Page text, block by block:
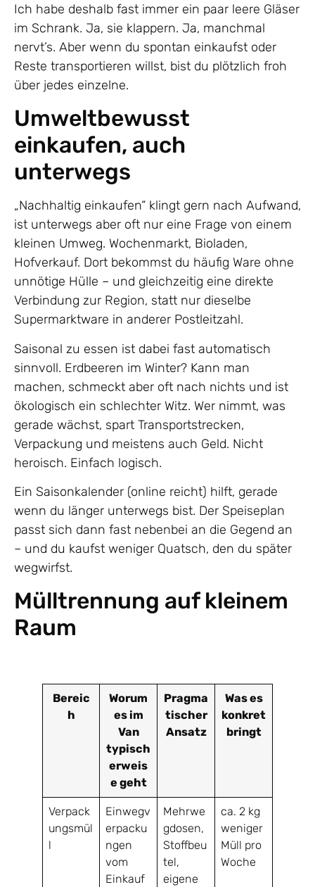
Ich habe deshalb fast immer ein paar leere Gläser
im Schrank. Ja, sie klappern. Ja, manchmal
nervt’s. Aber wenn du spontan einkaufst oder
Reste transportieren willst, bist du plötzlich froh
über jedes einzelne.
Umweltbewusst
einkaufen, auch
unterwegs
„Nachhaltig einkaufen“ klingt gern nach Aufwand,
ist unterwegs aber oft nur eine Frage von einem
kleinen Umweg. Wochenmarkt, Bioladen,
Hofverkauf. Dort bekommst du häufig Ware ohne
unnötige Hülle – und gleichzeitig eine direkte
Verbindung zur Region, statt nur dieselbe
Supermarktware in anderer Postleitzahl.
Saisonal zu essen ist dabei fast automatisch
sinnvoll. Erdbeeren im Winter? Kann man
machen, schmeckt aber oft nach nichts und ist
ökologisch ein schlechter Witz. Wer nimmt, was
gerade wächst, spart Transportstrecken,
Verpackung und meistens auch Geld. Nicht
heroisch. Einfach logisch.
Ein Saisonkalender (online reicht) hilft, gerade
wenn du länger unterwegs bist. Der Speiseplan
passt sich dann fast nebenbei an die Gegend an
– und du kaufst weniger Quatsch, den du später
wegwirfst.
Mülltrennung auf kleinem
Raum
Bereic
h
Worum
es im
Van
typisch
erweis
e geht
Pragma
tischer
Ansatz
Was es
konkret
bringt
Verpack
ungsmül
l
Einwegv
erpacku
ngen
vom
Einkauf
Mehrwe
gdosen,
Stoffbeu
tel,
eigene
ca. 2 kg
weniger
Müll pro
Woche